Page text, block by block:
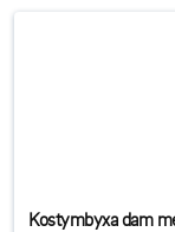
Kostymbyxa dam